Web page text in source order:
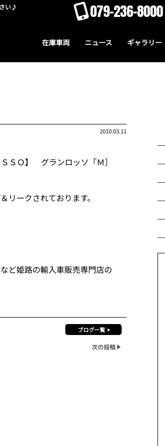
い♪
079-236-8000
在庫車両 ニュース ギャラリー
2010.03.11
Ｏ】 グランロッソ「Ｍ］
リークされております。
ど姫路の輸入車販売専門店の
ブログ一覧
次の投稿